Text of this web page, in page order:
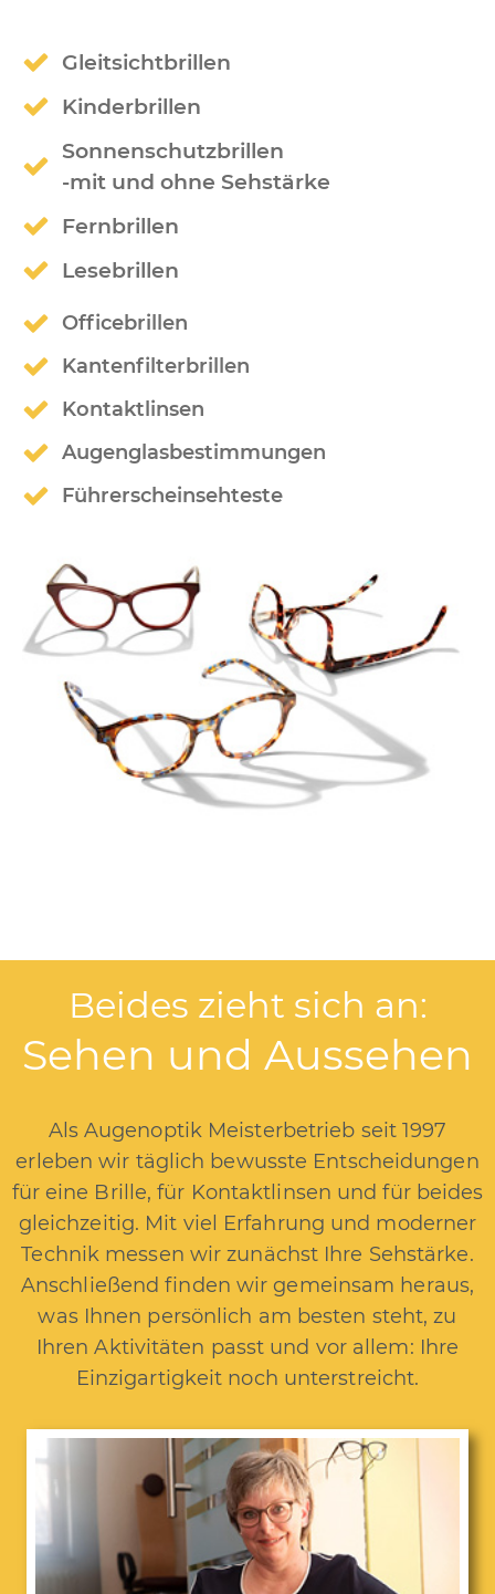
Gleitsichtbrillen
Kinderbrillen
Sonnenschutz­brillen
-mit und ohne Sehstärke
Fernbrillen
Lesebrillen
Officebrillen
Kantenfilterbrillen
Kontaktlinsen
Augenglas­bestimmungen
Führerschein­sehteste
Beides zieht sich an:
Sehen und Aussehen
Als Augenoptik Meisterbetrieb seit 1997
erleben wir täglich bewusste Entscheidungen
für eine Brille, für Kontaktlinsen und für beides
gleichzeitig. Mit viel Erfahrung und moderner
Technik messen wir zunächst Ihre Sehstärke.
Anschließend finden wir gemeinsam heraus,
was Ihnen persönlich am besten steht, zu
Ihren Aktivitäten passt und vor allem: Ihre
Einzigartigkeit noch unterstreicht.